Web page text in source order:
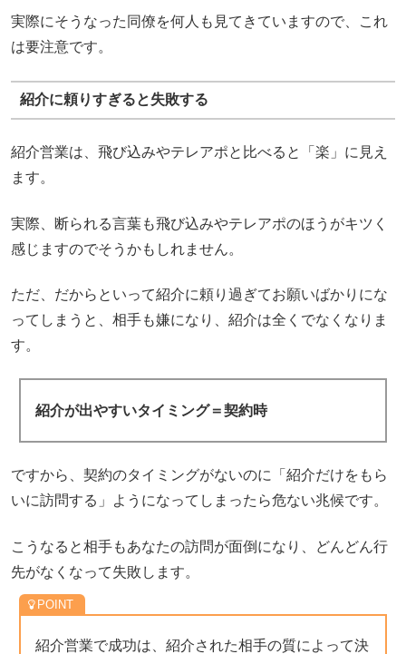
実際にそうなった同僚を何人も見てきていますので、これ
は要注意です。
紹介に頼りすぎると失敗する
紹介営業は、飛び込みやテレアポと比べると「楽」に見え
ます。
実際、断られる言葉も飛び込みやテレアポのほうがキツく
感じますのでそうかもしれません。
ただ、だからといって紹介に頼り過ぎてお願いばかりにな
ってしまうと、相手も嫌になり、紹介は全くでなくなりま
す。
紹介が出やすいタイミング＝契約時
ですから、契約のタイミングがないのに「紹介だけをもら
いに訪問する」ようになってしまったら危ない兆候です。
こうなると相手もあなたの訪問が面倒になり、どんどん行
先がなくなって失敗します。
紹介営業で成功は、紹介された相手の質によって決